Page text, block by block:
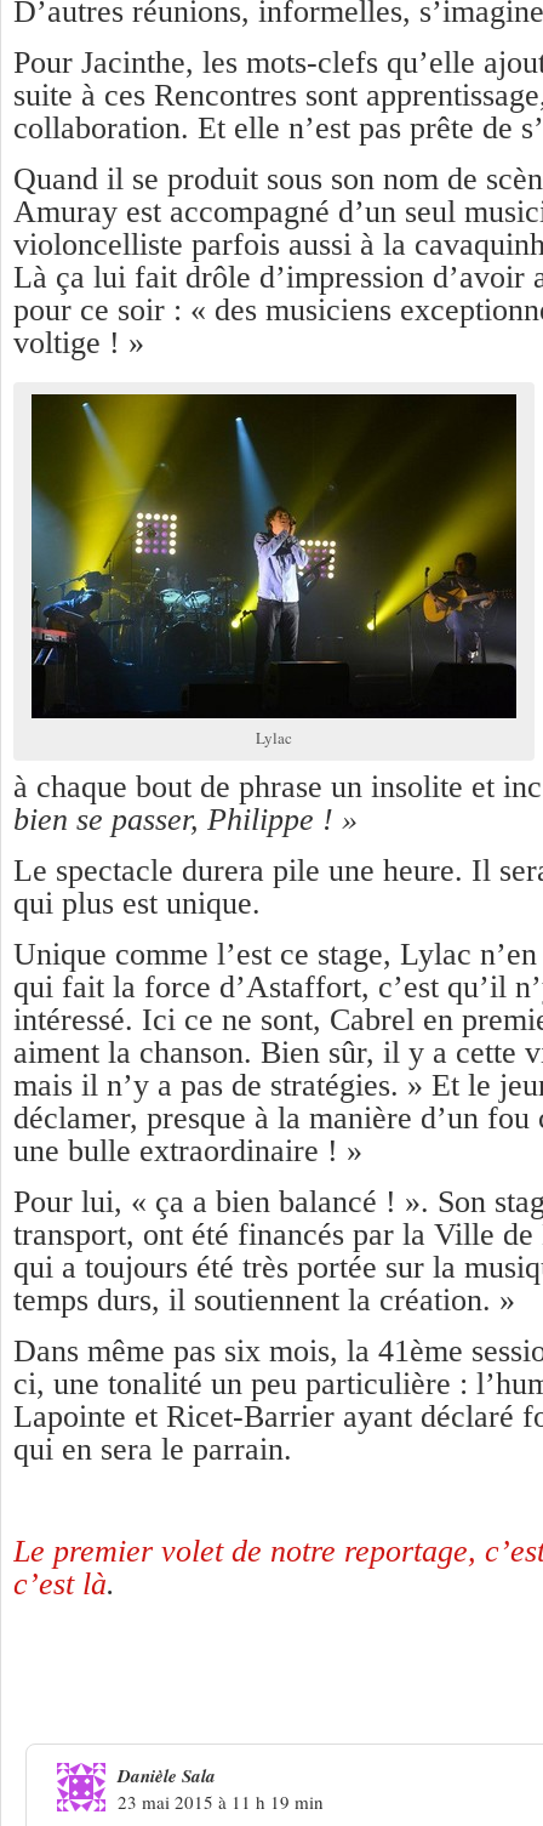
D’autres réunions, informelles,
Pour Jacinthe, les mots-clefs qu’elle
suite à ces Rencontres sont
collaboration. Et elle n’est pas prête de
Quand il se produit sous son nom de
Amuray est accompagné d’un seul
violoncelliste parfois aussi à la
Là ça lui fait drôle d’impression d’avoir
pour ce soir : « des musiciens
voltige ! »
Lylac
à chaque bout de phrase un insolite et
bien se passer, Philippe ! »
Le spectacle durera pile une heure. Il
qui plus est unique.
Unique comme l’est ce stage, Lylac
qui fait la force d’Astaffort, c’est qu’il
intéressé. Ici ce ne sont, Cabrel en
aiment la chanson. Bien sûr, il y a cette
mais il n’y a pas de stratégies. » Et le
déclamer, presque à la manière d’un fou
une bulle extraordinaire ! »
Pour lui, « ça a bien balancé ! ». Son
transport, ont été financés par la Ville
qui a toujours été très portée sur la
temps durs, il soutiennent la création. »
Dans même pas six mois, la 41ème
ci, une tonalité un peu particulière :
Lapointe et Ricet-Barrier ayant déclaré
qui en sera le parrain.
Le premier volet de notre reportage,
c’est là.
Danièle Sala
23 mai 2015 à 11 h 19 min